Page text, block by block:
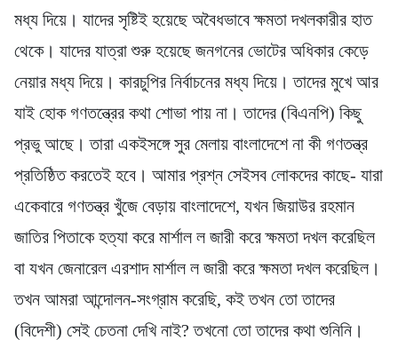
মধ্য দিয়ে। যাদের সৃষ্টিই হয়েছে অবৈধভাবে ক্ষমতা দখলকারীর হাত
থেকে। যাদের যাত্রা শুরু হয়েছে জনগনের ভোটের অধিকার কেড়ে
নেয়ার মধ্য দিয়ে। কারচুপির নির্বাচনের মধ্য দিয়ে। তাদের মুখে আর
যাই হোক গণতন্ত্রের কথা শোভা পায় না। তাদের (বিএনপি) কিছু
প্রভু আছে। তারা একইসঙ্গে সুর মেলায় বাংলাদেশে না কী গণতন্ত্র
প্রতিষ্ঠিত করতেই হবে। আমার প্রশ্ন সেইসব লোকদের কাছে- যারা
একেবারে গণতন্ত্র খুঁজে বেড়ায় বাংলাদেশে, যখন জিয়াউর রহমান
জাতির পিতাকে হত্যা করে মার্শাল ল জারী করে ক্ষমতা দখল করেছিল
বা যখন জেনারেল এরশাদ মার্শাল ল জারী করে ক্ষমতা দখল করেছিল।
তখন আমরা আন্দোলন-সংগ্রাম করেছি, কই তখন তো তাদের
(বিদেশী) সেই চেতনা দেখি নাই? তখনো তো তাদের কথা শুনিনি।